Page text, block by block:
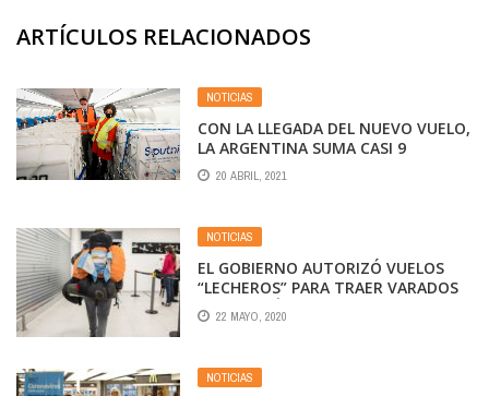
ARTÍCULOS RELACIONADOS
NOTICIAS
CON LA LLEGADA DEL NUEVO VUELO,
LA ARGENTINA SUMA CASI 9
MILLONES DE DOSIS DE VACUNAS
20 ABRIL, 2021
NOTICIAS
EL GOBIERNO AUTORIZÓ VUELOS
“LECHEROS” PARA TRAER VARADOS
DE ASIA Y ÁFRICA
22 MAYO, 2020
NOTICIAS